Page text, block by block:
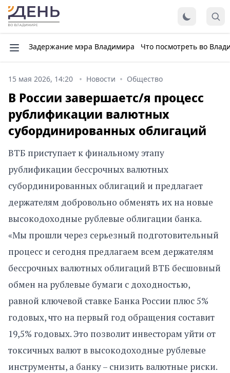
Задержание мэра Владимира Что посмотреть во
15 мая 2026, 14:20 Новости Общество
В России завершаетс/я процесс
рублификации валютных
субординированных облигаций
ВТБ приступает к финальному этапу
рублификации бессрочных валютных
субординированных облигаций и предлагает
держателям добровольно обменять их на новые
высокодоходные рублевые облигации банка.
«Мы прошли через серьезный подготовительный
процесс и сегодня предлагаем всем держателям
бессрочных валютных облигаций ВТБ бесшовный
обмен на рублевые бумаги с доходностью,
равной ключевой ставке Банка России плюс 5%
годовых, что на первый год обращения составит
19,5% годовых. Это позволит инвесторам уйти от
токсичных валют в высокодоходные рублевые
инструменты, а банку – снизить валютные риски.